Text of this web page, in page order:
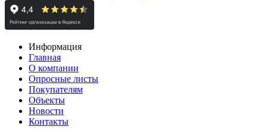
Информация
Главная
О компании
Опросные листы
Покупателям
Объекты
Новости
Контакты